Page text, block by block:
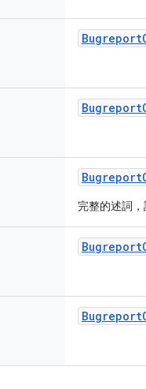
Bugreport
Bugreport
Bugreport
完整的述詞
Bugreport
Bugreport